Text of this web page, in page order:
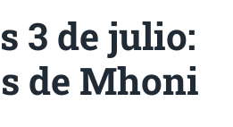
3 de julio:
de Mhoni